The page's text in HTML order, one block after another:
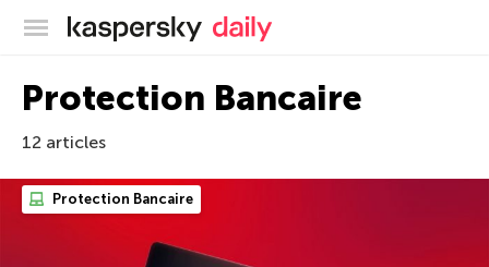
Blog officiel de Kaspersky
Protection Bancaire
12 articles
Protection Bancaire